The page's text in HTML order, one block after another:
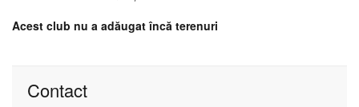
Acest club nu a adăugat încă terenuri
Contact